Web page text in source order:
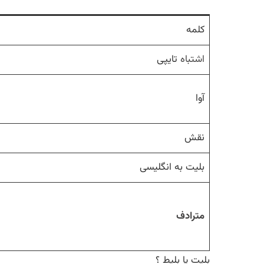
کلمه
اشتباه تایپی
آوا
نقش
بلیت به انگلیسی
مترادف
بلیت یا بلیط ؟